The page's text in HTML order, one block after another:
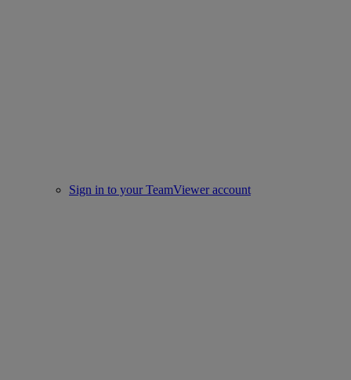
Sign in to your TeamViewer account